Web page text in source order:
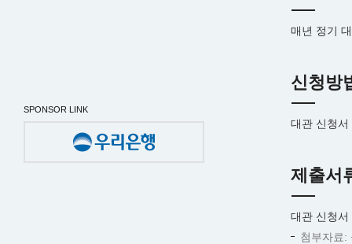
SPONSOR LINK
매년 정기
신청방
대관 신청
제출서
대관 신청
첨부자료: